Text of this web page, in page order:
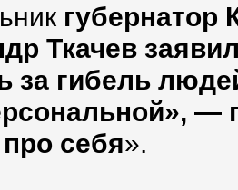
губернатор
Ткачев
за гибель
—
себя».